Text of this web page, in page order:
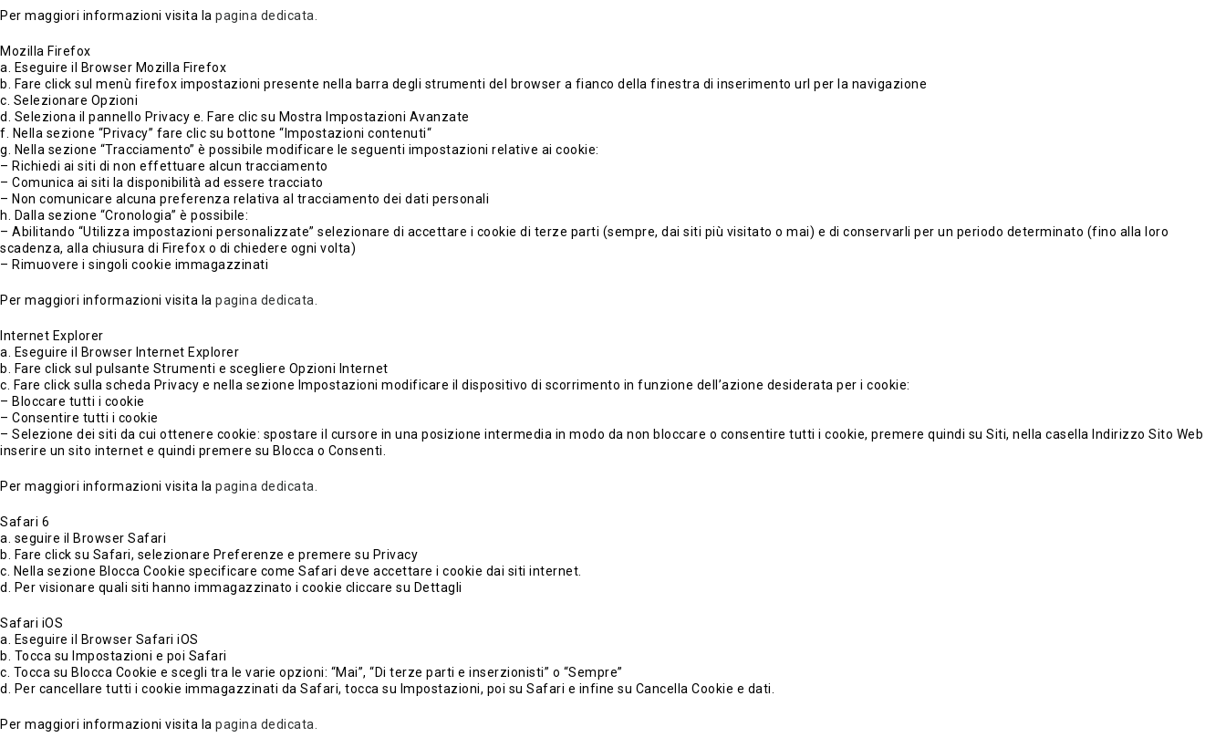
Per maggiori informazioni visita lapagina dedicata.
Mozilla Firefox
a. Eseguire il Browser Mozilla Firefox
b. Fare click sul menù firefox impostazioni presente nella barra degli strumenti del browser a fianco della finestra di inserimento url per la navigazione
c. Selezionare Opzioni
d. Seleziona il pannello Privacy e. Fare clic su Mostra Impostazioni Avanzate
f. Nella sezione “Privacy” fare clic su bottone “Impostazioni contenuti“
g. Nella sezione “Tracciamento” è possibile modificare le seguenti impostazioni relative ai cookie:
– Richiedi ai siti di non effettuare alcun tracciamento
– Comunica ai siti la disponibilità ad essere tracciato
– Non comunicare alcuna preferenza relativa al tracciamento dei dati personali
h. Dalla sezione “Cronologia” è possibile:
– Abilitando “Utilizza impostazioni personalizzate” selezionare di accettare i cookie di terze parti (sempre, dai siti più visitato o mai) e di conservarli per un periodo determinato (fino alla loro
scadenza, alla chiusura di Firefox o di chiedere ogni volta)
– Rimuovere i singoli cookie immagazzinati
Per maggiori informazioni visita lapagina dedicata.
Internet Explorer
a. Eseguire il Browser Internet Explorer
b. Fare click sul pulsante Strumenti e scegliere Opzioni Internet
c. Fare click sulla scheda Privacy e nella sezione Impostazioni modificare il dispositivo di scorrimento in funzione dell’azione desiderata per i cookie:
– Bloccare tutti i cookie
– Consentire tutti i cookie
– Selezione dei siti da cui ottenere cookie: spostare il cursore in una posizione intermedia in modo da non bloccare o consentire tutti i cookie, premere quindi su Siti, nella casella Indirizzo Sito Web
inserire un sito internet e quindi premere su Blocca o Consenti.
Per maggiori informazioni visita lapagina dedicata.
Safari 6
a. seguire il Browser Safari
b. Fare click su Safari, selezionare Preferenze e premere su Privacy
c. Nella sezione Blocca Cookie specificare come Safari deve accettare i cookie dai siti internet.
d. Per visionare quali siti hanno immagazzinato i cookie cliccare su Dettagli
Safari iOS
a. Eseguire il Browser Safari iOS
b. Tocca su Impostazioni e poi Safari
c. Tocca su Blocca Cookie e scegli tra le varie opzioni: “Mai”, “Di terze parti e inserzionisti” o “Sempre”
d. Per cancellare tutti i cookie immagazzinati da Safari, tocca su Impostazioni, poi su Safari e infine su Cancella Cookie e dati.
Per maggiori informazioni visita lapagina dedicata.